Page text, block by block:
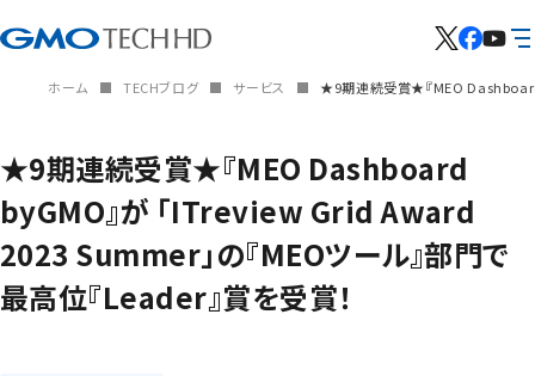
ホーム TECHブログ サービス ★9期連続受賞★『MEO Dashboard
★9期連続受賞★『MEO Dashboard
byGMO』が 「ITreview Grid Award
2023 Summer」の『MEOツール』部門で
最高位『Leader』賞を受賞！